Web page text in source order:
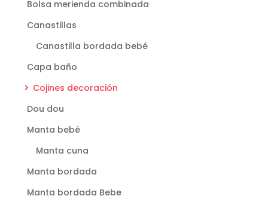
Bolsa merienda combinada
Canastillas
Canastilla bordada bebé
Capa baño
Cojines decoración
Dou dou
Manta bebé
Manta cuna
Manta bordada
Manta bordada Bebe